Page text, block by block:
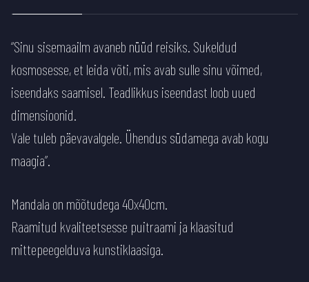
“Sinu sisemaailm avaneb nüüd reisiks. Sukeldud
kosmosesse, et leida võti, mis avab sulle sinu võimed,
iseendaks saamisel. Teadlikkus iseendast loob uued
dimensioonid.
Vale tuleb päevavalgele. Ühendus südamega avab kogu
maagia”.
Mandala on mõõtudega 40x40cm.
Raamitud kvaliteetsesse puitraami ja klaasitud
mittepeegelduva kunstiklaasiga.